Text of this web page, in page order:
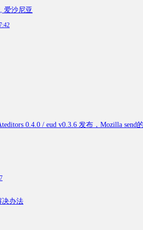
爱沙尼亚
0.4.0 / eud v0.3.6 发布，Mozilla send
决办法